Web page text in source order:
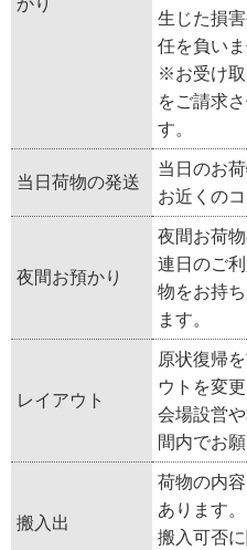
生じた損
任を負いま
※お受け取
をご請求
す。
当日荷物の発送
当日のお
お近くの
夜間お預かり
夜間お荷
連日のご
物をお持
ます。
レイアウト
原状復帰
ウトを変
会場設営
間内でお
搬入出
荷物の内
あります。
搬入可否